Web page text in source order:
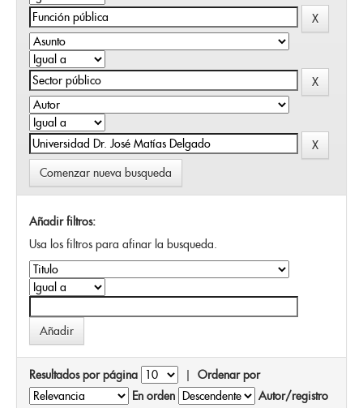
Comenzar nueva busqueda
Añadir filtros:
Usa los filtros para afinar la busqueda.
Resultados por página | Ordenar por
En orden
Autor/registro